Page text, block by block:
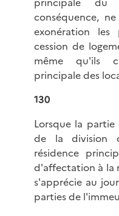
conséquence,
exonération les
cession de
même qu'ils
principale des
130
Lorsque la
de la division
résidence
d'affectation à la
s'apprécie au
parties de